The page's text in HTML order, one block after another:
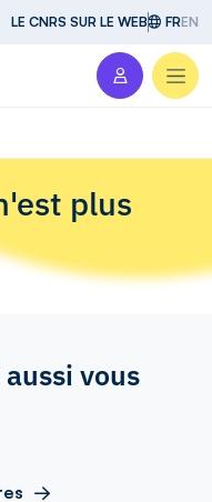
LE CNRS SUR LE WEB FREN
plus
vous